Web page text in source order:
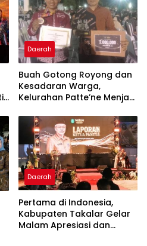
Daerah
Buah Gotong Royong dan
Kesadaran Warga,
Kelurahan Patte’ne Menjadi
2026
Daerah
Pertama di Indonesia,
Kabupaten Takalar Gelar
Malam Apresiasi dan